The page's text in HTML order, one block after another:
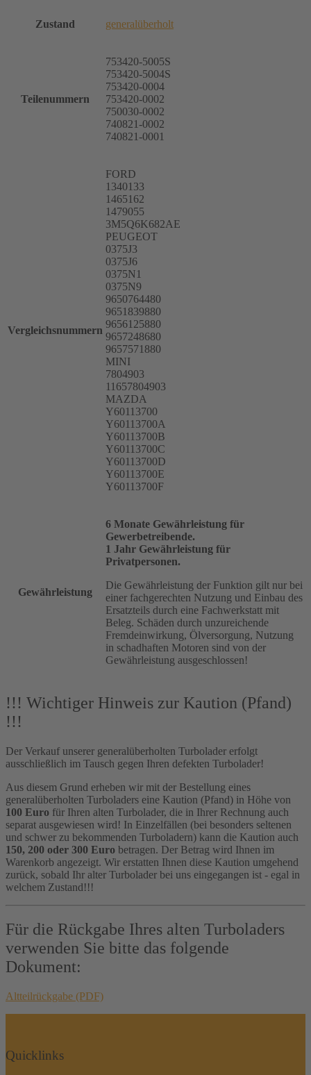
Zustand generalüberholt
Teilenummern
753420-5005S
753420-5004S
753420-0004
753420-0002
750030-0002
740821-0002
740821-0001
Vergleichsnummern
FORD
1340133
1465162
1479055
3M5Q6K682AE
PEUGEOT
0375J3
0375J6
0375N1
0375N9
9650764480
9651839880
9656125880
9657248680
9657571880
MINI
7804903
11657804903
MAZDA
Y60113700
Y60113700A
Y60113700B
Y60113700C
Y60113700D
Y60113700E
Y60113700F
Gewährleistung
6 Monate Gewährleistung für
Gewerbetreibende.
1 Jahr Gewährleistung für
Privatpersonen.
Die Gewährleistung der Funktion gilt nur bei
einer fachgerechten Nutzung und Einbau des
Ersatzteils durch eine Fachwerkstatt mit
Beleg. Schäden durch unzureichende
Fremdeinwirkung, Ölversorgung, Nutzung
in schadhaften Motoren sind von der
Gewährleistung ausgeschlossen!
!!! Wichtiger Hinweis zur Kaution (Pfand)
!!!
Der Verkauf unserer generalüberholten Turbolader erfolgt
ausschließlich im Tausch gegen Ihren defekten Turbolader!
Aus diesem Grund erheben wir mit der Bestellung eines
generalüberholten Turboladers eine Kaution (Pfand) in Höhe von
100 Euro für Ihren alten Turbolader, die in Ihrer Rechnung auch
separat ausgewiesen wird! In Einzelfällen (bei besonders seltenen
und schwer zu bekommenden Turboladern) kann die Kaution auch
150, 200 oder 300 Euro betragen. Der Betrag wird Ihnen im
Warenkorb angezeigt. Wir erstatten Ihnen diese Kaution umgehend
zurück, sobald Ihr alter Turbolader bei uns eingegangen ist - egal in
welchem Zustand!!!
Für die Rückgabe Ihres alten Turboladers
verwenden Sie bitte das folgende
Dokument:
Altteilrückgabe (PDF)
Quicklinks